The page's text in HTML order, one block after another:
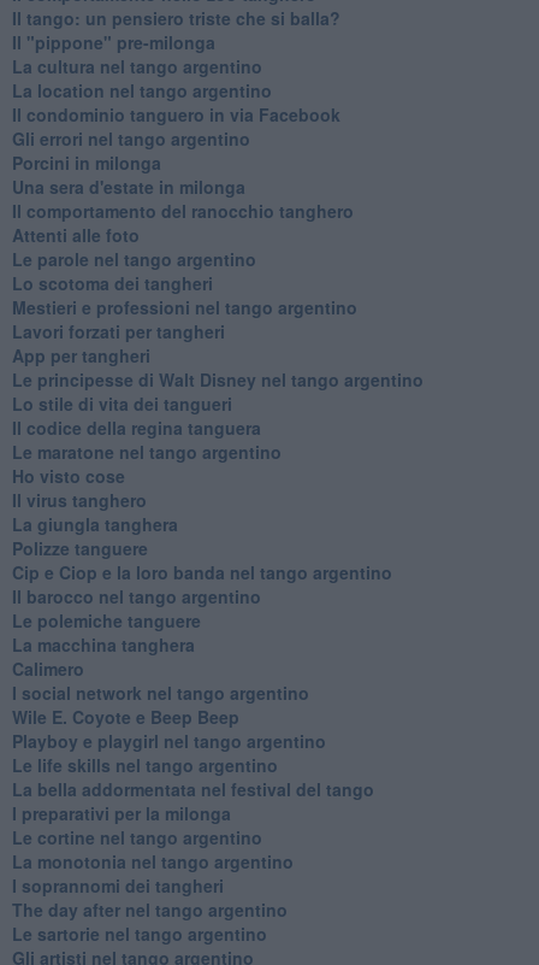
Il tango: un pensiero triste che si balla?
Il "pippone" pre-milonga
La cultura nel tango argentino
La location nel tango argentino
Il condominio tanguero in via Facebook
Gli errori nel tango argentino
Porcini in milonga
Una sera d'estate in milonga
Il comportamento del ranocchio tanghero
Attenti alle foto
Le parole nel tango argentino
Lo scotoma dei tangheri
Mestieri e professioni nel tango argentino
Lavori forzati per tangheri
App per tangheri
Le principesse di Walt Disney nel tango argentino
Lo stile di vita dei tangueri
Il codice della regina tanguera
Le maratone nel tango argentino
Ho visto cose
Il virus tanghero
La giungla tanghera
Polizze tanguere
Cip e Ciop e la loro banda nel tango argentino
Il barocco nel tango argentino
Le polemiche tanguere
La macchina tanghera
Calimero
​I social network nel tango argentino
Wile E. Coyote e Beep Beep
Playboy e playgirl nel tango argentino
Le life skills nel tango argentino
La bella addormentata nel festival del tango
I preparativi per la milonga
Le cortine nel tango argentino
La monotonia nel tango argentino
I soprannomi dei tangheri
The day after nel tango argentino
Le sartorie nel tango argentino
Gli artisti nel tango argentino